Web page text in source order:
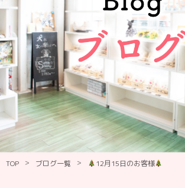
TOP > ブログ一覧 > 12月15日のお客様